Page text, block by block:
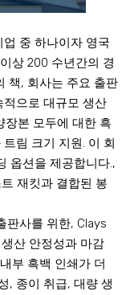
중 하나이자 영국
상 200 수년간의 경
책, 회사는 주요 출판
으로 대규모 생산
장본 모두에 대한 흑
림 크기 지원. 이 회
옵션을 제공합니다.,
재킷과 결합된 봉
판사를 위한, Clays
산 안정성과 마감
부 흑백 인쇄가 더
, 종이 취급, 대량 생